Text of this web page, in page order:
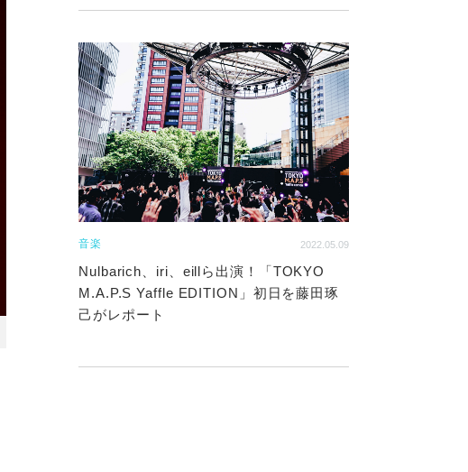
音楽 2022.05.09
Nulbarich、iri、eillら出演！「TOKYO
M.A.P.S Yaffle EDITION」初日を藤田琢
己がレポート